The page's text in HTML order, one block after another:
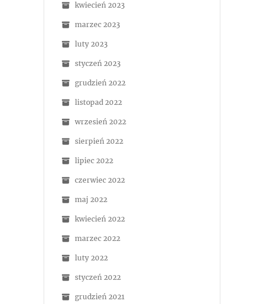
kwiecień 2023
marzec 2023
luty 2023
styczeń 2023
grudzień 2022
listopad 2022
wrzesień 2022
sierpień 2022
lipiec 2022
czerwiec 2022
maj 2022
kwiecień 2022
marzec 2022
luty 2022
styczeń 2022
grudzień 2021